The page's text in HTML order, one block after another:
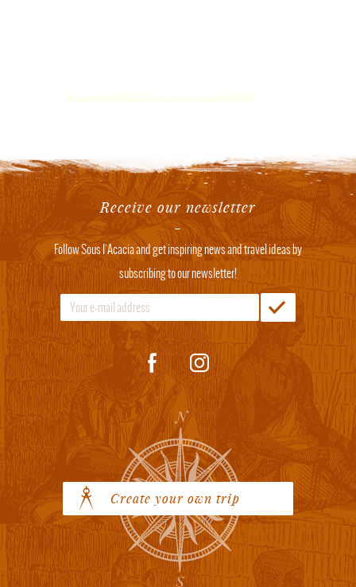
Receive our newsletter
Follow Sous l'Acacia and get inspiring news and travel ideas by
subscribing to our newsletter!
Create your own trip